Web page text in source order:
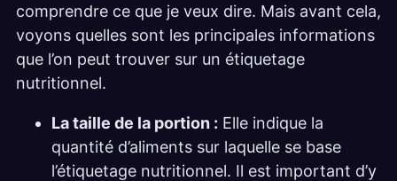
comprendre ce que je veux dire. Mais avant cela,
voyons quelles sont les principales informations
que l’on peut trouver sur un étiquetage
nutritionnel.
La taille de la portion : Elle indique la
quantité d’aliments sur laquelle se base
l’étiquetage nutritionnel. Il est important d’y